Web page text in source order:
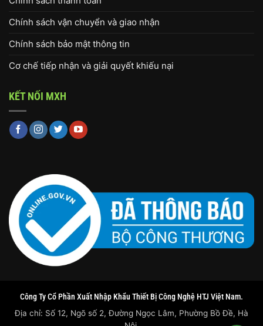
Chính sách vận chuyển và giao nhận
Chính sách bảo mật thông tin
Cơ chế tiếp nhận và giải quyết khiếu nại
KẾT NỐI MXH
Công Ty Cổ Phần Xuất Nhập Khẩu Thiết Bị Công Nghệ HTJ Việt Nam.
Địa chỉ: Số 12, Ngõ số 2, Đường Ngọc Lâm, Phường Bồ Đề, Hà